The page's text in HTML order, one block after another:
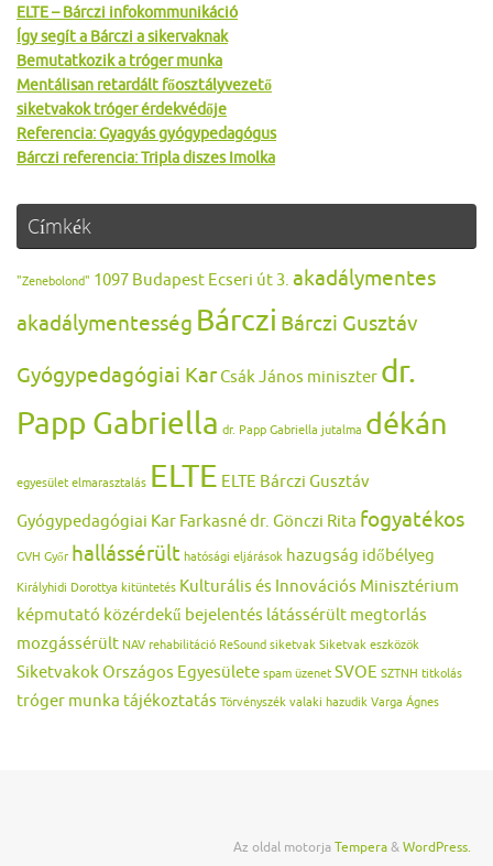
ELTE – Bárczi infokommunikáció
Így segít a Bárczi a sikervaknak
Bemutatkozik a tróger munka
Mentálisan retardált főosztályvezető
siketvakok tróger érdekvédője
Referencia: Gyagyás gyógypedagógus
Bárczi referencia: Tripla diszes Imolka
Címkék
"Zenebolond" 1097 Budapest Ecseri út 3. akadálymentes
akadálymentesség Bárczi Bárczi Gusztáv
Gyógypedagógiai KarCsák János miniszter dr.
Papp Gabriella dr. Papp Gabriella jutalma dékán
egyesület elmarasztalás ELTE ELTE Bárczi Gusztáv
Gyógypedagógiai Kar Farkasné dr. Gönczi Rita fogyatékos
GVH Győr hallássérült hatósági eljárások hazugság időbélyeg
Királyhidi Dorottya kitüntetés Kulturális és Innovációs Minisztérium
képmutató közérdekű bejelentés látássérült megtorlás
mozgássérült NAV rehabilitáció ReSound siketvak Siketvak eszközök
Siketvakok Országos Egyesülete spam üzenet SVOE SZTNH titkolás
tróger munka tájékoztatás Törvényszék valaki hazudik Varga Ágnes
Az oldal motorjaTempera&WordPress.